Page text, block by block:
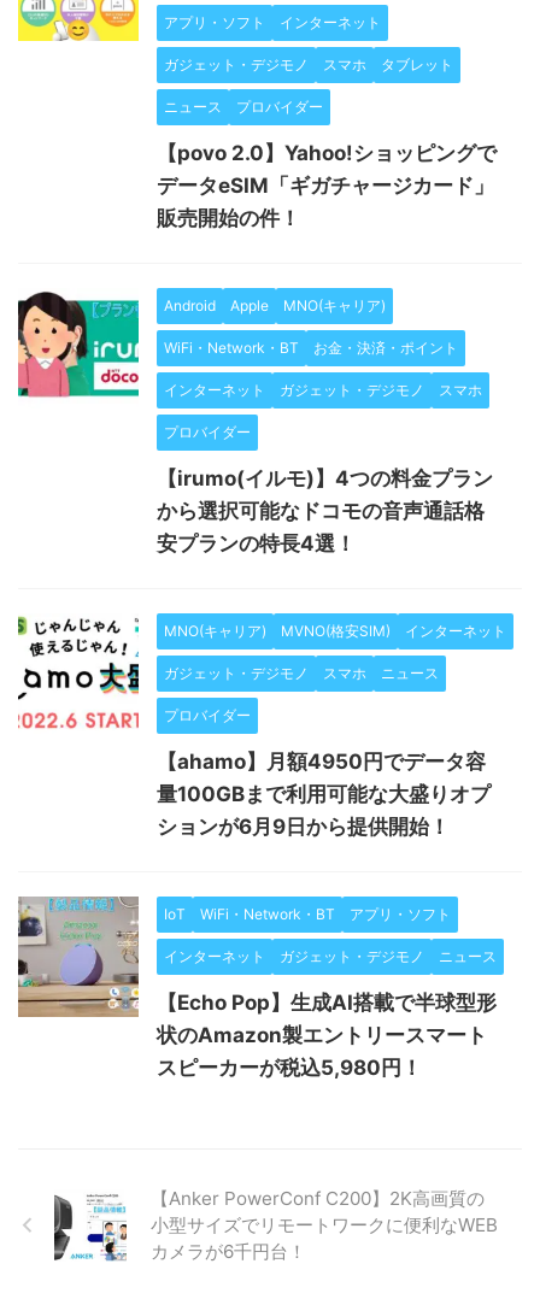
アプリ・ソフト インターネット
ガジェット・デジモノ スマホ タブレット
ニュース プロバイダー
【povo 2.0】Yahoo!ショッピングで
データeSIM「ギガチャージカード」
販売開始の件！
Android Apple MNO(キャリア)
WiFi・Network・BT お金・決済・ポイント
インターネット ガジェット・デジモノ スマホ
プロバイダー
【irumo(イルモ)】4つの料金プラン
から選択可能なドコモの音声通話格
安プランの特長4選！
MNO(キャリア) MVNO(格安SIM) インターネット
ガジェット・デジモノ スマホ ニュース
プロバイダー
【ahamo】月額4950円でデータ容
量100GBまで利用可能な大盛りオプ
ションが6月9日から提供開始！
IoT WiFi・Network・BT アプリ・ソフト
インターネット ガジェット・デジモノ ニュース
【Echo Pop】生成AI搭載で半球型形
状のAmazon製エントリースマート
スピーカーが税込5,980円！
【Anker PowerConf C200】2K高画質の
小型サイズでリモートワークに便利なWEB
カメラが6千円台！